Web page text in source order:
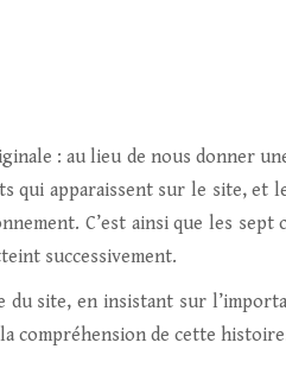
: au lieu de nous donner
qui apparaissent sur le site, et
C’est ainsi que les sept
successivement.
site, en insistant sur
compréhension de cette